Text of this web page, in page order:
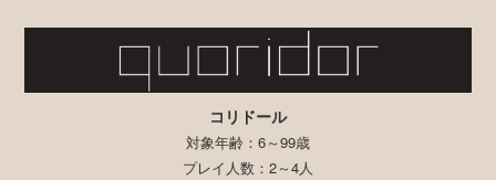
コリドール
対象年齢：6～99歳
プレイ人数：2～4人